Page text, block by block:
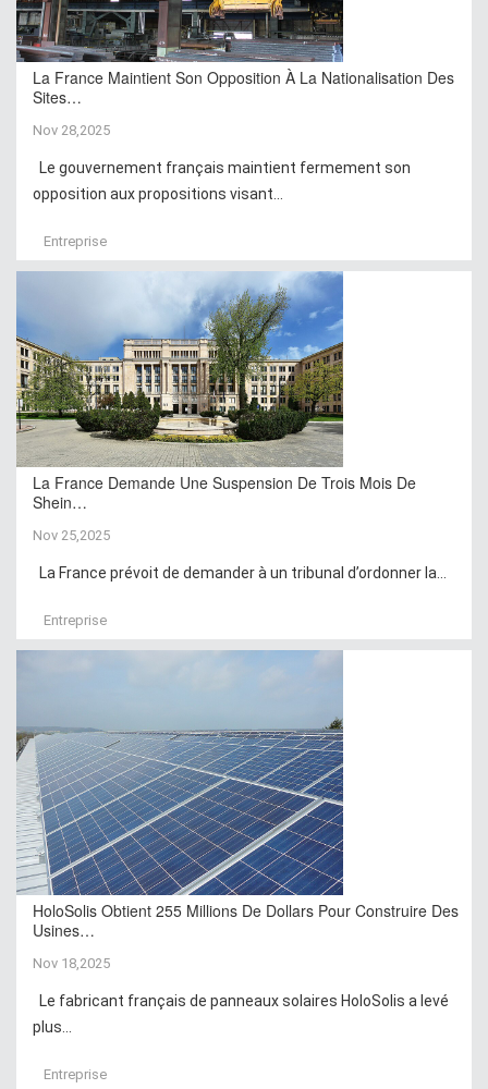
La France Maintient Son Opposition À La Nationalisation Des
Sites…
Nov 28,2025
Le gouvernement français maintient fermement son
opposition aux propositions visant...
Entreprise
La France Demande Une Suspension De Trois Mois De
Shein…
Nov 25,2025
La France prévoit de demander à un tribunal d’ordonner la...
Entreprise
HoloSolis Obtient 255 Millions De Dollars Pour Construire Des
Usines…
Nov 18,2025
Le fabricant français de panneaux solaires HoloSolis a levé
plus...
Entreprise